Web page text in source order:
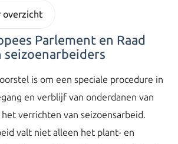
overzicht
Parlement en Raad
is om een speciale procedure in
en verblijf van onderdanen van
verrichten van seizoensarbeid.
valt niet alleen het plant- en